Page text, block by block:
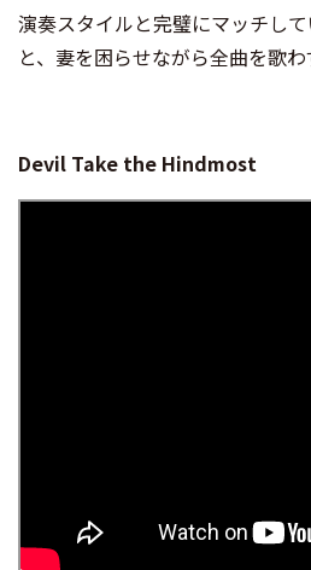
演奏スタイルと完璧にマッチし
と、妻を困らせながら全曲を歌
Devil Take the Hindmost